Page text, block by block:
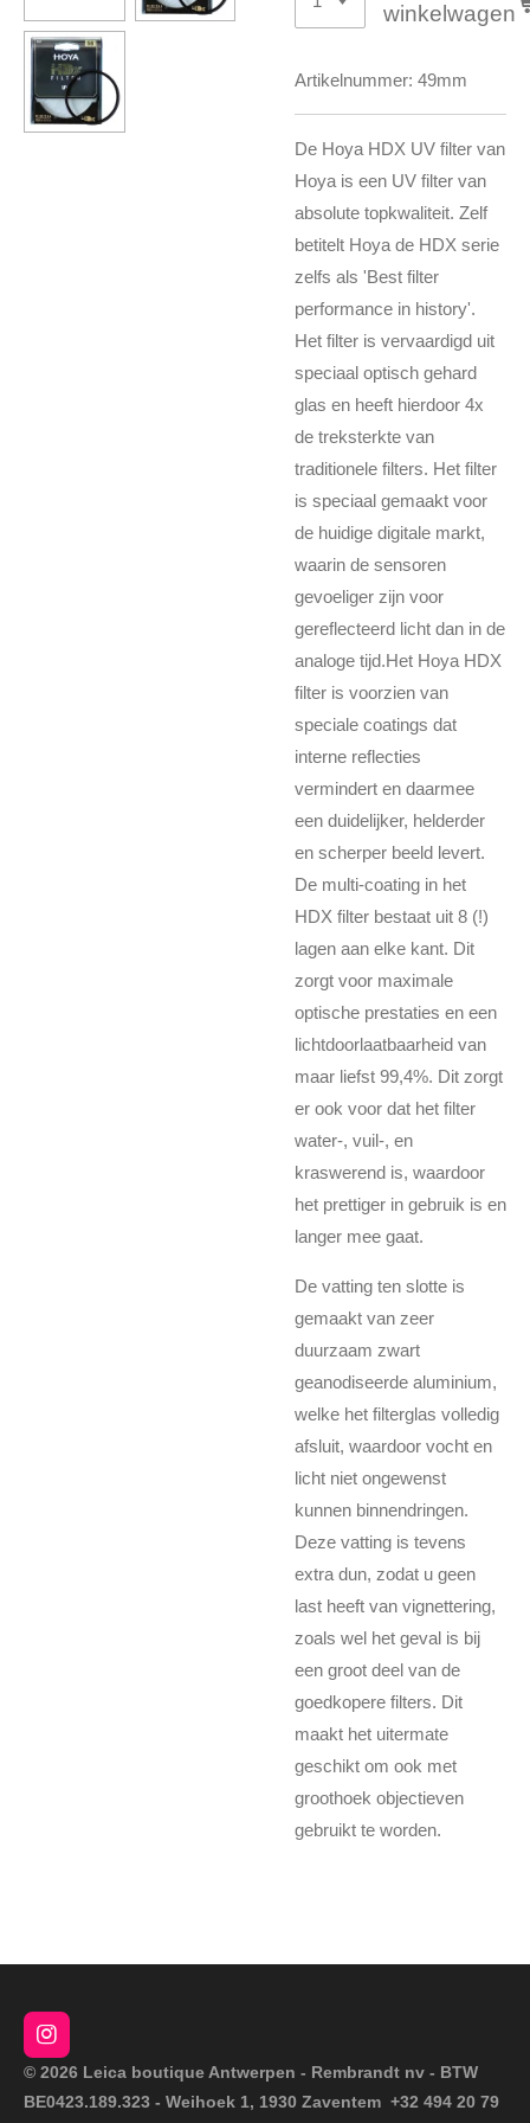
winkelwagen
Artikelnummer: 49mm
De Hoya HDX UV filter van
Hoya is een UV filter van
absolute topkwaliteit. Zelf
betitelt Hoya de HDX serie
zelfs als 'Best filter
performance in history'.
Het filter is vervaardigd uit
speciaal optisch gehard
glas en heeft hierdoor 4x
de treksterkte van
traditionele filters. Het filter
is speciaal gemaakt voor
de huidige digitale markt,
waarin de sensoren
gevoeliger zijn voor
gereflecteerd licht dan in de
analoge tijd.Het Hoya HDX
filter is voorzien van
speciale coatings dat
interne reflecties
vermindert en daarmee
een duidelijker, helderder
en scherper beeld levert.
De multi-coating in het
HDX filter bestaat uit 8 (!)
lagen aan elke kant. Dit
zorgt voor maximale
optische prestaties en een
lichtdoorlaatbaarheid van
maar liefst 99,4%. Dit zorgt
er ook voor dat het filter
water-, vuil-, en
kraswerend is, waardoor
het prettiger in gebruik is en
langer mee gaat.
De vatting ten slotte is
gemaakt van zeer
duurzaam zwart
geanodiseerde aluminium,
welke het filterglas volledig
afsluit, waardoor vocht en
licht niet ongewenst
kunnen binnendringen.
Deze vatting is tevens
extra dun, zodat u geen
last heeft van vignettering,
zoals wel het geval is bij
een groot deel van de
goedkopere filters. Dit
maakt het uitermate
geschikt om ook met
groothoek objectieven
gebruikt te worden.
I
n
t
© 2026 Leica boutique Antwerpen - Rembrandt nv - BTW
BE0423.189.323 - Weihoek 1, 1930 Zaventem +32 494 20 79